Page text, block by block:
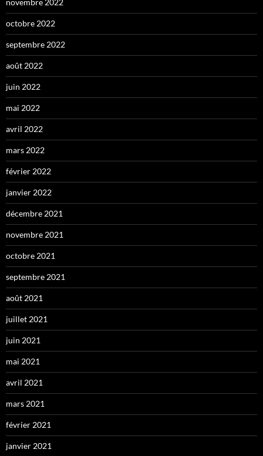
novembre 2022
octobre 2022
septembre 2022
août 2022
juin 2022
mai 2022
avril 2022
mars 2022
février 2022
janvier 2022
décembre 2021
novembre 2021
octobre 2021
septembre 2021
août 2021
juillet 2021
juin 2021
mai 2021
avril 2021
mars 2021
février 2021
janvier 2021